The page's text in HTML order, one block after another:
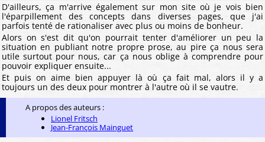
D'ailleurs, ça m'arrive également sur mon site où je vois bien
l'éparpillement des concepts dans diverses pages, que j'ai
parfois tenté de rationaliser avec plus ou moins de bonheur.
Alors on s'est dit qu'on pourrait tenter d'améliorer un peu la
situation en publiant notre propre prose, au pire ça nous sera
utile surtout pour nous, car ça nous oblige à comprendre pour
pouvoir expliquer ensuite...
Et puis on aime bien appuyer là où ça fait mal, alors il y a
toujours un des deux pour montrer à l'autre où il se vautre.
A propos des auteurs :
Lionel Fritsch
Jean-François Mainguet